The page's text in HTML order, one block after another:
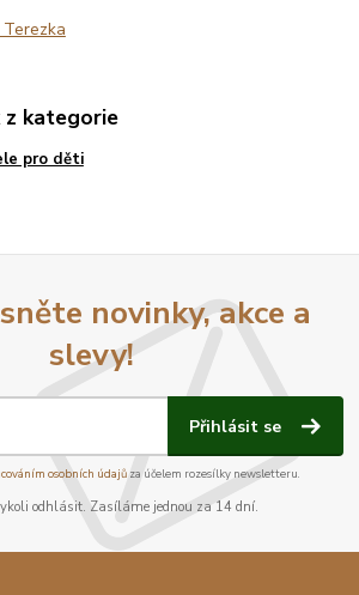
z kategorie
pro děti
novinky, akce a
slevy!
Přihlásit se
osobních údajůza účelem rozesílky newsletteru.
odhlásit. Zasíláme jednou za 14 dní.